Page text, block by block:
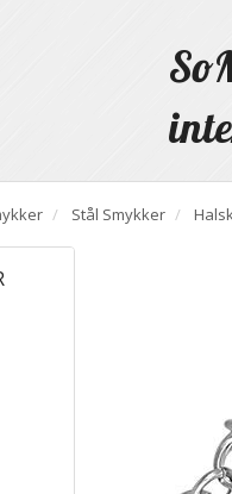
Stål Smykker